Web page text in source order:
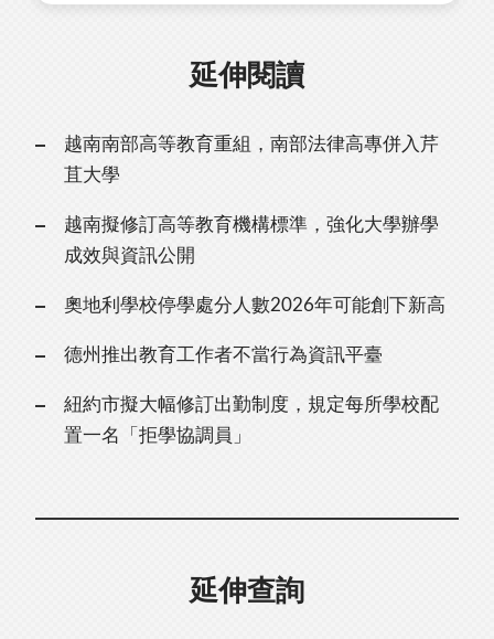
延伸閱讀
越南南部高等教育重組，南部法律高專併入芹
苴大學
越南擬修訂高等教育機構標準，強化大學辦學
成效與資訊公開
奧地利學校停學處分人數2026年可能創下新高
德州推出教育工作者不當行為資訊平臺
紐約市擬大幅修訂出勤制度，規定每所學校配
置一名「拒學協調員」
延伸查詢